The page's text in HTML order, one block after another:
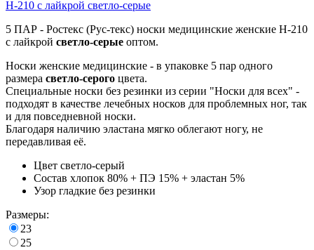
5 ПАР - Ростекс (Рус-текс) носки медицинские женские Н-210
с лайкрой светло-серые оптом.
Носки женские медицинские - в упаковке 5 пар одного
размера светло-серого цвета.
Специальные носки без резинки из серии "Носки для всех" -
подходят в качестве лечебных носков для проблемных ног, так
и для повседневной носки.
Благодаря наличию эластана мягко облегают ногу, не
передавливая её.
Цвет светло-серый
Состав хлопок 80% + ПЭ 15% + эластан 5%
Узор гладкие без резинки
Размеры:
23
25